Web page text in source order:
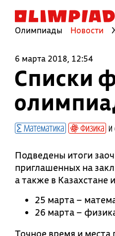
Олимпиады Новости
6 марта 2018, 12:54
Списки
Математика Физика и
Подведены итоги
приглашенных на
а также в Казахстане
25 марта –
26 марта –
Точное время и